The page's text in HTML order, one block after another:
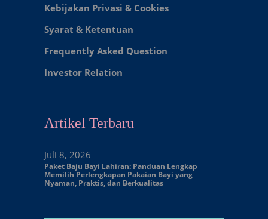
Kebijakan Privasi & Cookies
Syarat & Ketentuan
Frequently Asked Question
Investor Relation
Artikel Terbaru
Juli 8, 2026
Paket Baju Bayi Lahiran: Panduan Lengkap
Memilih Perlengkapan Pakaian Bayi yang
Nyaman, Praktis, dan Berkualitas